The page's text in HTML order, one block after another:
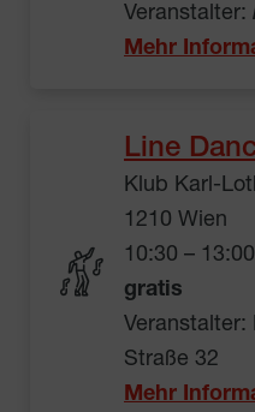
Veranstalter:
Mehr
Line
Klub Karl-
1210 Wien
10:30 – 13:00
gratis
Veranstalter:
Straße 32
Mehr